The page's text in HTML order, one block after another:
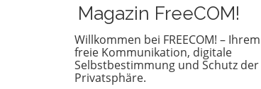
Entwicklungen betrifft die ICO
(Information Commissioner's
Office) im Vereinigten Königreich,
die neue Verpflichtungen für
Beschwerden im Bereich des
Datenschutzes eingeführt hat.
Magazin FreeCOM!
Willkommen bei FREECOM! –
freie Kommunikation, digitale
Selbstbestimmung und Schutz der
Privatsphäre.